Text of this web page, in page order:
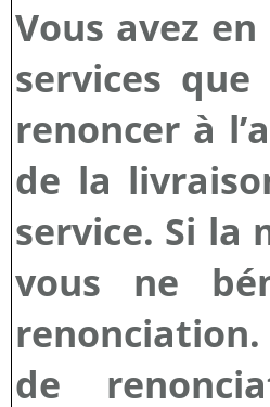
Vous avez
services
renoncer à
de la
service. Si la
vous ne
de